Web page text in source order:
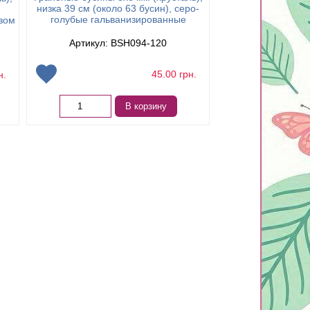
низка 39 см (около 63 бусин), серо-
голубые гальванизированные
Артикул: BSH094-120
45.00 грн.
В корзину
низка 43 см
Артикул: